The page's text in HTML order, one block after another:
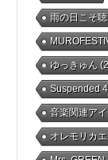
雨の日こそ
ゆっきゅん
Suspended
音楽関連アイ
オレモリカ